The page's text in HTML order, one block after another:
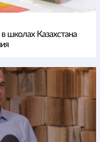
школах Казахстана